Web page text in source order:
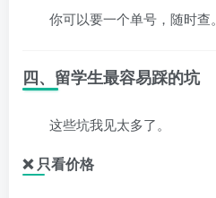
你可以要一个单号，随时查。
四、留学生最容易踩的坑
这些坑我见太多了。
❌ 只看价格